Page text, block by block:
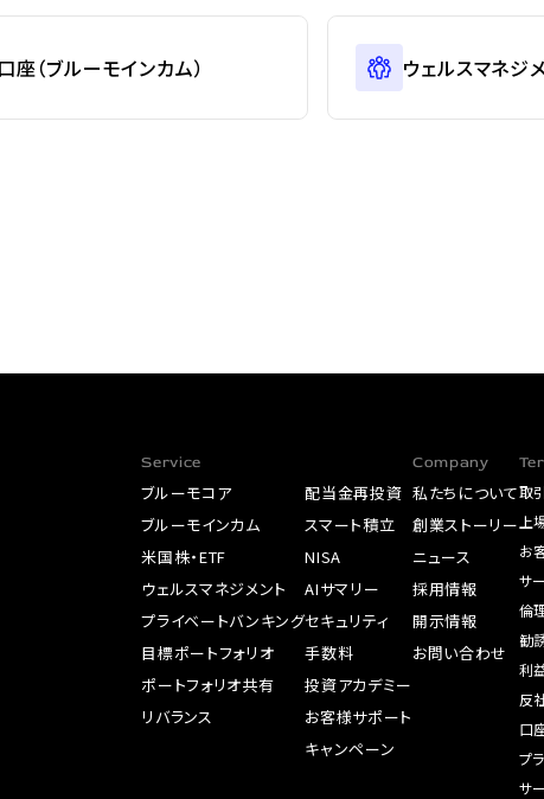
座（ブルーモインカム） ウェルスマネジ
Service
ブルーモコア
ブルーモインカム
米国株・ETF
ウェルスマネジメント
プライベートバンキング
目標ポートフォリオ
ポートフォリオ共有
リバランス
配当金再投資
スマート積立
NISA
AIサマリー
セキュリティ
手数料
投資アカデミー
お客様サポート
キャンペーン
Company
私たちについて
創業ストーリー
ニュース
採用情報
開示情報
お問い合わせ
取
上
お
サ
倫
勧
利
反
口
プ
サ